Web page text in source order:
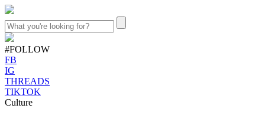
#FOLLOW
FB
IG
THREADS
TIKTOK
Culture